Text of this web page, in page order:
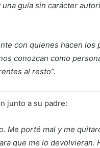
guía sin carácter
con quienes hacen
conozcan como
al resto”.
junto a su padre:
Me porté mal y me
que me lo devolvieran.